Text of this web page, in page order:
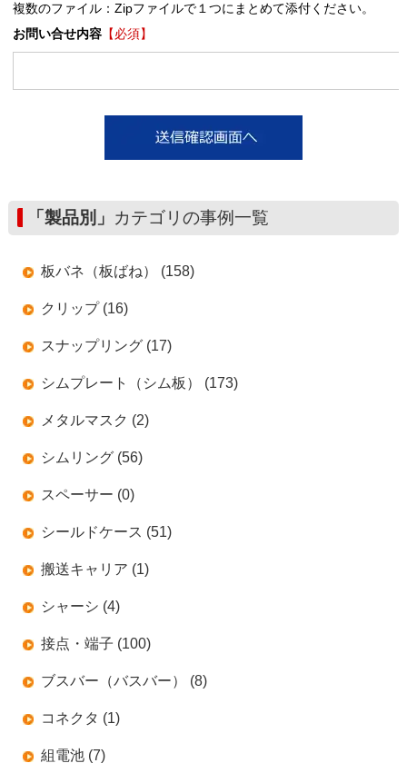
複数のファイル：Zipファイルで１つにまとめて添付ください。
お問い合せ内容【必須】
「製品別」 カテゴリの事例一覧
板バネ（板ばね） (158)
クリップ (16)
スナップリング (17)
シムプレート（シム板） (173)
メタルマスク (2)
シムリング (56)
スペーサー (0)
シールドケース (51)
搬送キャリア (1)
シャーシ (4)
接点・端子 (100)
ブスバー（バスバー） (8)
コネクタ (1)
組電池 (7)